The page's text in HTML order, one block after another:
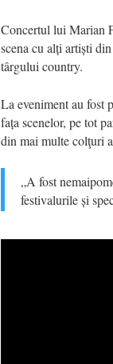
Concertul lui Marian
scena cu alţi artişti
târgului country.
La eveniment au fost
faţa scenelor, pe tot
din mai multe colţuri
„A fost
festivalurileşi